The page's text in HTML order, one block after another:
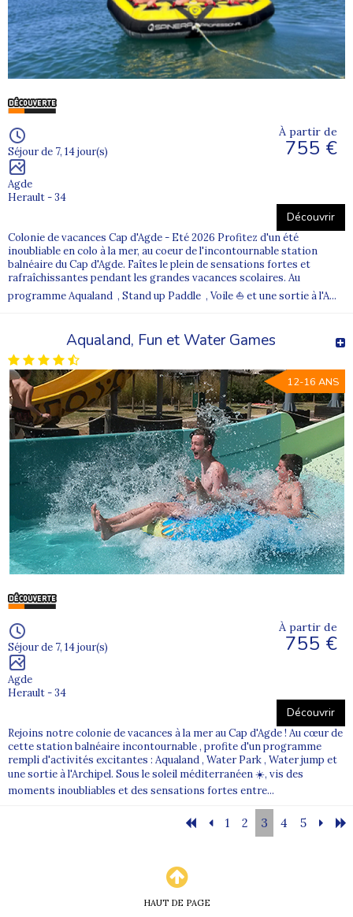
Séjour de 7, 14 jour(s)
Agde
Herault - 34
À partir de
755 €
Découvrir
Colonie de vacances Cap d'Agde - Eté 2026 Profitez d'un été
inoubliable en colo à la mer, au coeur de l'incontournable station
balnéaire du Cap d'Agde. Faîtes le plein de sensations fortes et
rafraîchissantes pendant les grandes vacances scolaires. Au
programme Aqualand , Stand up Paddle , Voile ⛵ et une sortie à l'A...
Aqualand, Fun et Water Games
12-16 ANS
Séjour de 7, 14 jour(s)
Agde
Herault - 34
À partir de
755 €
Découvrir
Rejoins notre colonie de vacances à la mer au Cap d'Agde ! Au cœur de
cette station balnéaire incontournable , profite d'un programme
rempli d'activités excitantes : Aqualand , Water Park , Water jump et
une sortie à l'Archipel. Sous le soleil méditerranéen ☀️, vis des
moments inoubliables et des sensations fortes entre...
1 2 3 4 5
HAUT DE PAGE